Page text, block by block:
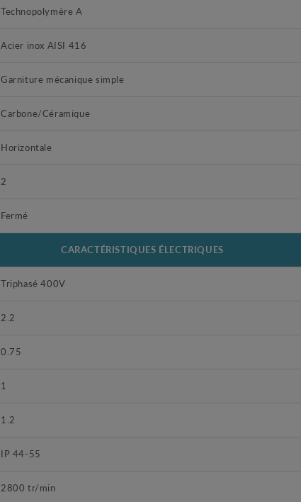
Technopolymère A
Acier inox AISI 416
Garniture mécanique simple
Carbone/Céramique
Horizontale
2
Fermé
CARACTÉRISTIQUES ÉLECTRIQUES
Triphasé 400V
2.2
0.75
1
1.2
IP 44-55
2800 tr/min